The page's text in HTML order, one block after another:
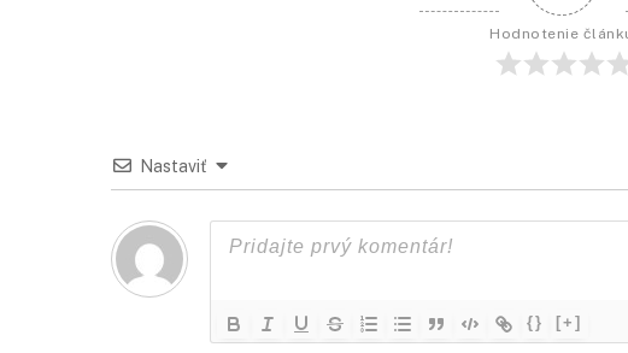
Hodnotenie
Nastaviť
{} [+]